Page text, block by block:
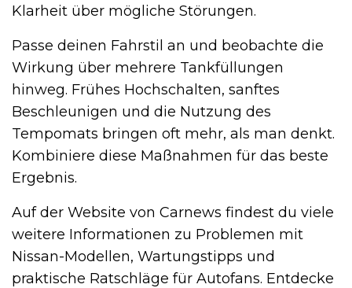
Klarheit über mögliche Störungen.
Passe deinen Fahrstil an und beobachte die
Wirkung über mehrere Tankfüllungen
hinweg. Frühes Hochschalten, sanftes
Beschleunigen und die Nutzung des
Tempomats bringen oft mehr, als man denkt.
Kombiniere diese Maßnahmen für das beste
Ergebnis.
Auf der Website von Carnews findest du viele
weitere Informationen zu Problemen mit
Nissan-Modellen, Wartungstipps und
praktische Ratschläge für Autofans. Entdecke